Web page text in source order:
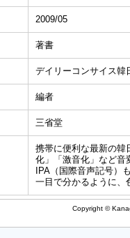
2009/05
著書
デイリーコンサイス韓
編者
三省堂
携帯に便利な最新の韓
化」「激音化」など音
IPA（国際音声記号）
一目で分かるように、
Copyright ©